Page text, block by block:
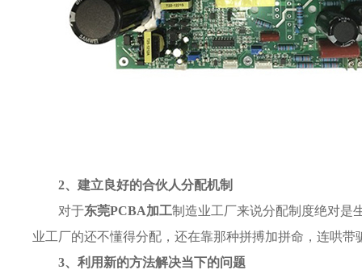
2、建立良好的合伙人分配机制
对于东莞PCBA加工制造业工厂来说分配制度绝对是
业工厂的还不懂得分配，还在靠那种拼搏加拼命，连哄
3、利用新的方法解决当下的问题